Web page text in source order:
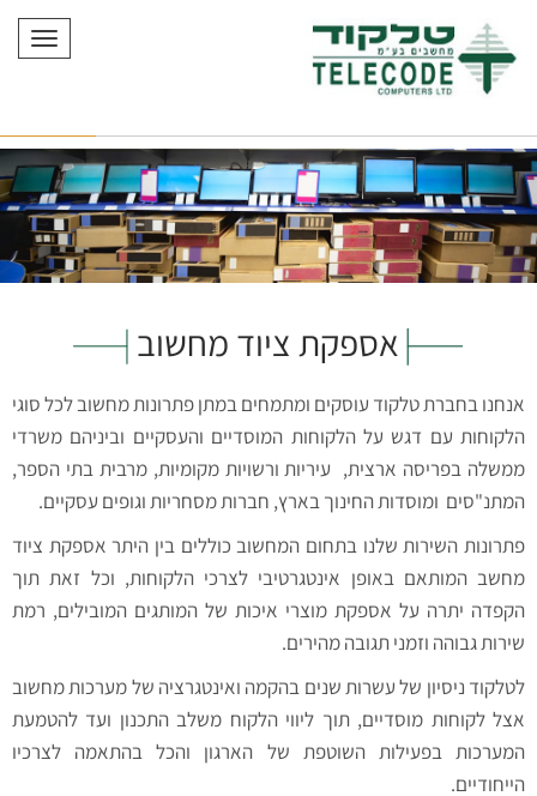
אספקת ציוד מחשוב
אנחנו בחברת טלקוד עוסקים ומתמחים במתן פתרונות מחשוב לכל סוגי
הלקוחות עם דגש על הלקוחות המוסדיים והעסקיים וביניהם משרדי
ממשלה בפריסה ארצית, עיריות ורשויות מקומיות, מרבית בתי הספר,
המתנ"סים ומוסדות החינוך בארץ, חברות מסחריות וגופים עסקיים.
פתרונות השירות שלנו בתחום המחשוב כוללים בין היתר אספקת ציוד
מחשב המותאם באופן אינטגרטיבי לצרכי הלקוחות, וכל זאת תוך
הקפדה יתרה על אספקת מוצרי איכות של המותגים המובילים, רמת
שירות גבוהה וזמני תגובה מהירים.
לטלקוד ניסיון של עשרות שנים בהקמה ואינטגרציה של מערכות מחשוב
אצל לקוחות מוסדיים, תוך ליווי הלקוח משלב התכנון ועד להטמעת
המערכות בפעילות השוטפת של הארגון והכל בהתאמה לצרכיו
הייחודיים.